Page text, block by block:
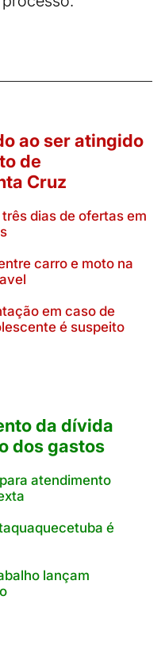
ao ser atingido
de
Cruz
dias de ofertas em
carro e moto na
em caso de
é suspeito
da dívida
dos gastos
atendimento
é
lançam